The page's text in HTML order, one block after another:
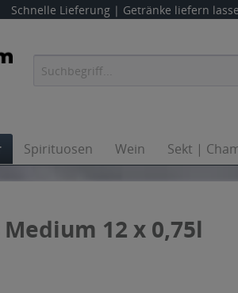
Schnelle Lieferung | Getränke liefern
Spirituosen Wein Sekt |
12 x 0,75l